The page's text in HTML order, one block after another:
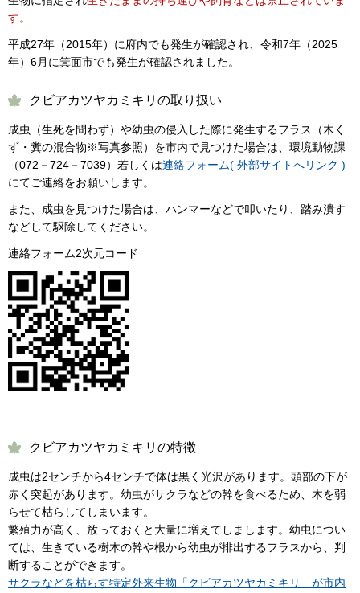
す。
平成27年（2015年）に府内でも発生が確認され、令和7年（2025
年）6月に箕面市でも発生が確認されました。
クビアカツヤカミキリの取り扱い
成虫（生死を問わず）や幼虫の侵入した際に発生するフラス（木く
ず・糞の混合物※写真参照）を市内で見つけた場合は、環境動物課
（072－724－7039）若しくは連絡フォーム( 外部サイトへリンク )
にてご連絡をお願いします。
また、成虫を見つけた場合は、ハンマーなどで叩いたり、踏み潰す
などして駆除してください。
連絡フォーム2次元コード
クビアカツヤカミキリの特徴
成虫は2センチから4センチで体は黒く光沢があります。頭部の下が
赤く突起があります。幼虫がサクラなどの幹を食べるため、木を弱
らせて枯らしてしまいます。
繁殖力が高く、放っておくと大量に増えてしまします。幼虫につい
ては、生きている樹木の幹や根から幼虫が排出するフラスから、判
断することができます。
サクラなどを枯らす特定外来生物「クビアカツヤカミキリ」が市内